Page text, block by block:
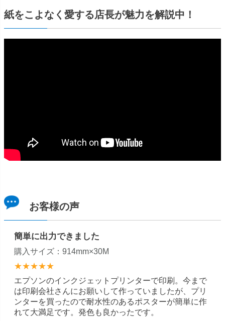
紙をこよなく愛する店長が魅力を解説中！
お客様の声
簡単に出力できました
購入サイズ：914mm×30M
★★★★★
エプソンのインクジェットプリンターで印刷。今まで
は印刷会社さんにお願いして作っていましたが、プリ
ンターを買ったので耐水性のあるポスターが簡単に作
れて大満足です。発色も良かったです。